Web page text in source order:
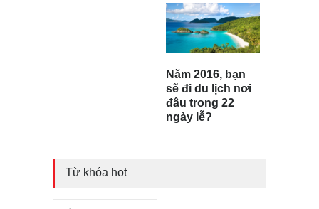
Năm 2016, bạn
sẽ đi du lịch nơi
đâu trong 22
ngày lễ?
Từ khóa hot